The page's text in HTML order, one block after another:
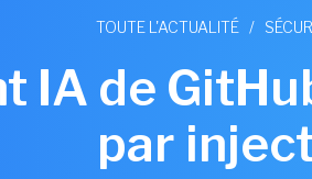
TOUTE L'ACTUALITÉ /
IA de
par